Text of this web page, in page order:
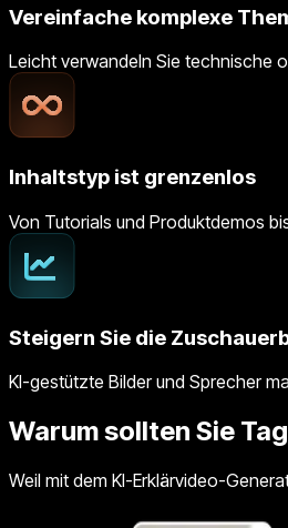
Vereinfache komplexe
Leicht verwandeln Sie technische
Inhaltstyp ist grenzenlos
Von Tutorials und Produktdemos
Steigern Sie die
KI-gestützte Bilder und Sprecher
Warum sollten Sie
Weil mit dem KI-Erklärvideo-